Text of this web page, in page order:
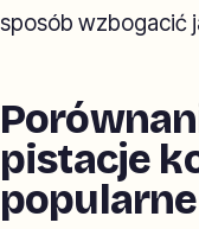
sposób wzbogacić
pistacje